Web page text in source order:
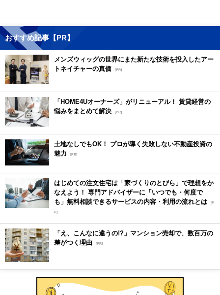
おすすめ記事【PR】
メンズウィッグの世界にまた新たな技術を投入したアー
トネイチャーの真価
[PR]
「HOME4Uオーナーズ」がリニューアル！ 賃貸経営の
悩みをまとめて解決 [PR]
土地なしでもOK！ プロが導く失敗しない不動産投資の
魅力
[PR]
はじめての注文住宅は「家づくりのとびら」で理想をか
なえよう！ 専門アドバイザーに「いつでも・何度で
も」無料相談できるサービスの内容・利用の流れとは [P
R]
「え、こんなに違うの!?」マンション売却で、数百万の
差がつく理由 [PR]